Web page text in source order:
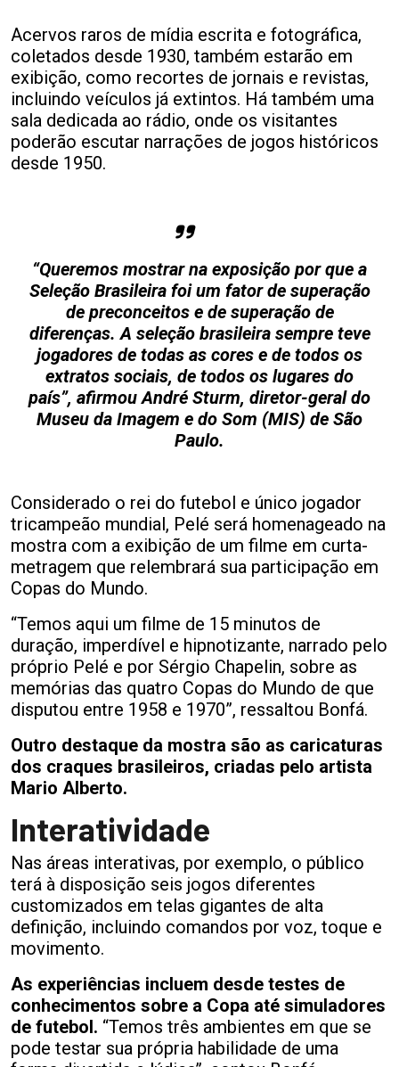
Acervos raros de mídia escrita e fotográfica,
coletados desde 1930, também estarão em
exibição, como recortes de jornais e revistas,
incluindo veículos já extintos. Há também uma
sala dedicada ao rádio, onde os visitantes
poderão escutar narrações de jogos históricos
desde 1950.
“Queremos mostrar na exposição por que a
Seleção Brasileira foi um fator de superação
de preconceitos e de superação de
diferenças. A seleção brasileira sempre teve
jogadores de todas as cores e de todos os
extratos sociais, de todos os lugares do
país”, afirmou André Sturm, diretor-geral do
Museu da Imagem e do Som (MIS) de São
Paulo.
Considerado o rei do futebol e único jogador
tricampeão mundial, Pelé será homenageado na
mostra com a exibição de um filme em curta-
metragem que relembrará sua participação em
Copas do Mundo.
“Temos aqui um filme de 15 minutos de
duração, imperdível e hipnotizante, narrado pelo
próprio Pelé e por Sérgio Chapelin, sobre as
memórias das quatro Copas do Mundo de que
disputou entre 1958 e 1970”, ressaltou Bonfá.
Outro destaque da mostra são as caricaturas
dos craques brasileiros, criadas pelo artista
Mario Alberto.
Interatividade
Nas áreas interativas, por exemplo, o público
terá à disposição seis jogos diferentes
customizados em telas gigantes de alta
definição, incluindo comandos por voz, toque e
movimento.
As experiências incluem desde testes de
conhecimentos sobre a Copa até simuladores
de futebol. “Temos três ambientes em que se
pode testar sua própria habilidade de uma